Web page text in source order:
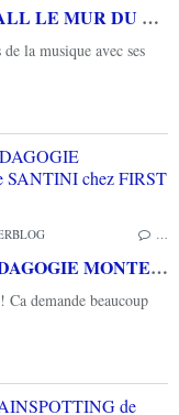
[REVUE LIVRE MUSIQUE] MARSHALL LE MUR DU SON de Nick HARPER aux éditions HACHETTE HEROES
la musique avec ses
[REVUE LIVRE PAPA GEEK] LA PEDAGOGIE MONTESSORI A LA MAISON de Céline SANTINI chez FIRST EDITIONS
demande beaucoup